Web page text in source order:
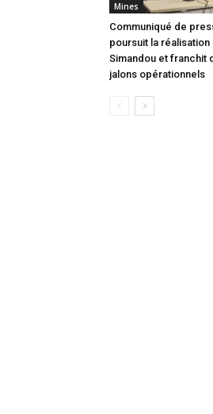
Mines
Communiqué de
poursuit la
Simandou et franchit
jalons opérationnels